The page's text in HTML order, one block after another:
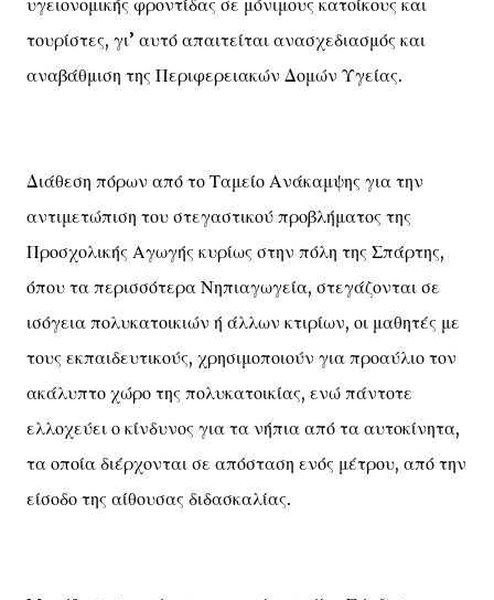
υγειονομικής φροντίδας σε μόνιμους κατοίκους και
τουρίστες, γι’ αυτό απαιτείται ανασχεδιασμός και
αναβάθμιση της Περιφερειακών Δομών Υγείας.
Διάθεση πόρων από το Ταμείο Ανάκαμψης για την
αντιμετώπιση του στεγαστικού προβλήματος της
Προσχολικής Αγωγής κυρίως στην πόλη της Σπάρτης,
όπου τα περισσότερα Νηπιαγωγεία, στεγάζονται σε
ισόγεια πολυκατοικιών ή άλλων κτιρίων, οι μαθητές με
τους εκπαιδευτικούς, χρησιμοποιούν για προαύλιο τον
ακάλυπτο χώρο της πολυκατοικίας, ενώ πάντοτε
ελλοχεύει ο κίνδυνος για τα νήπια από τα αυτοκίνητα,
τα οποία διέρχονται σε απόσταση ενός μέτρου, από την
είσοδο της αίθουσας διδασκαλίας.